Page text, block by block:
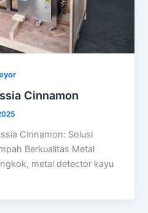
Cinnamon
Cinnamon: Solusi
Berkualitas Metal
metal detector kayu